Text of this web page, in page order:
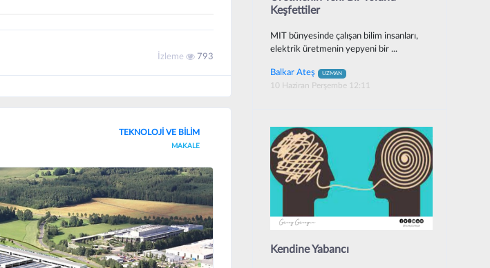
İzleme 793
TEKNOLOJİ VE BİLİM
MAKALE
Keşfettiler
MIT bünyesinde çalışan bilim insanları,
elektrik üretmenin yepyeni bir ...
Balkar Ateş UZMAN
10 Haziran Perşembe 12:11
Kendine Yabancı